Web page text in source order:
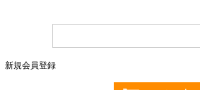
新規会員登録